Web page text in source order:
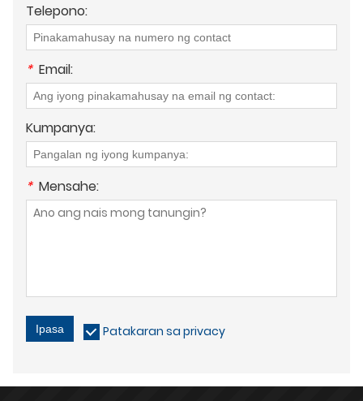
Telepono:
* Email:
Kumpanya:
* Mensahe:
Ipasa Patakaran sa privacy